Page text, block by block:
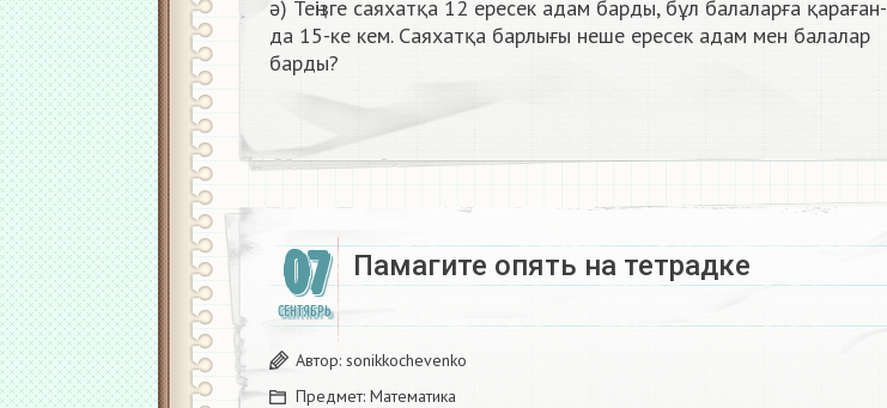
ә) Теңізге саяхатқа 12 ересек адам барды, бұл балаларға қараған-
да 15-ке кем. Саяхатқа барлығы неше ересек адам мен балалар
барды?
07
СЕНТЯБРЬ
Памагите опять на тетрадке​
Автор: sonikkochevenko
Предмет: Математика